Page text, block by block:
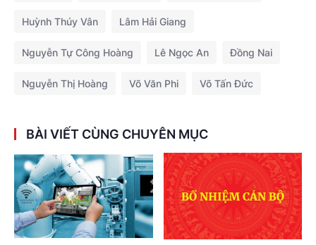
Huỳnh Thúy Vân Lâm Hải Giang
Nguyễn Tự Công Hoàng Lê Ngọc An Đồng Nai
Nguyễn Thị Hoàng Võ Văn Phi Võ Tấn Đức
BÀI VIẾT CÙNG CHUYÊN MỤC